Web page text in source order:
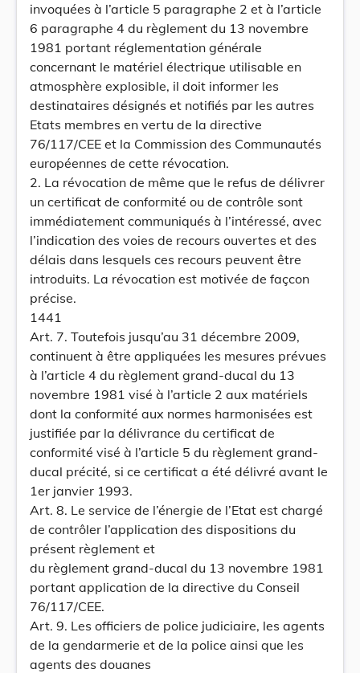
invoquées à l’article 5 paragraphe 2 et à l’article
6 paragraphe 4 du règlement du 13 novembre
1981 portant réglementation générale
concernant le matériel électrique utilisable en
atmosphère explosible, il doit informer les
destinataires désignés et notifiés par les autres
Etats membres en vertu de la directive
76/117/CEE et la Commission des Communautés
européennes de cette révocation.
2. La révocation de même que le refus de délivrer
un certificat de conformité ou de contrôle sont
immédiatement communiqués à l’intéressé, avec
l’indication des voies de recours ouvertes et des
délais dans lesquels ces recours peuvent être
introduits. La révocation est motivée de façcon
précise.
1441
Art. 7. Toutefois jusqu’au 31 décembre 2009,
continuent à être appliquées les mesures prévues
à l’article 4 du règlement grand-ducal du 13
novembre 1981 visé à l’article 2 aux matériels
dont la conformité aux normes harmonisées est
justifiée par la délivrance du certificat de
conformité visé à l’article 5 du règlement grand-
ducal précité, si ce certificat a été délivré avant le
1er janvier 1993.
Art. 8. Le service de l’énergie de l’Etat est chargé
de contrôler l’application des dispositions du
présent règlement et
du règlement grand-ducal du 13 novembre 1981
portant application de la directive du Conseil
76/117/CEE.
Art. 9. Les officiers de police judiciaire, les agents
de la gendarmerie et de la police ainsi que les
agents des douanes